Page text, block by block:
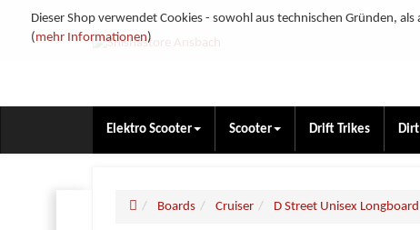
Elektro Scooter Scooter Drift Trikes Dirt
Boards Cruiser D Street Unisex
Dieser Shop verwendet Cookies - sowohl aus technischen Gründen,
(mehr Informationen)